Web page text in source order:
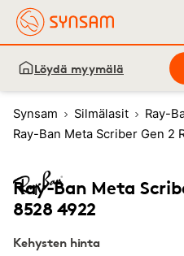
Löydä myymälä
Synsam Silmälasit
Ray-
Ray-Ban Meta Scriber Gen 2
Ray-Ban Meta
8528 4922
Kehysten hinta